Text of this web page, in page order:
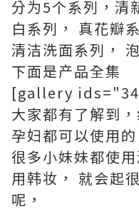
分为5个系列，清
白系列， 真花瓣
清洁洗面系列，
下面是产品全集
[gallery
大家都有了解到
孕妇都可以使用的
很多小妹妹都使
用韩妆， 就会起
呢，